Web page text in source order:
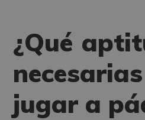
¿Qué
jugar a